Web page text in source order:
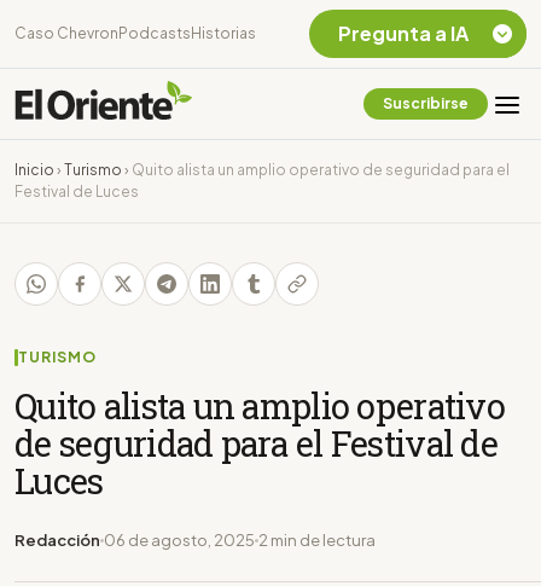
Caso Chevron Podcasts Historias
Suscribirse
Inicio › Turismo › Quito alista un amplio operativo de seguridad para el
Festival de Luces
TURISMO
Quito alista un amplio operativo
de seguridad para el Festival de
Luces
Redacción 06 de agosto, 2025 2 min de lectura
Pregunta a IA
Chevron Ecuador